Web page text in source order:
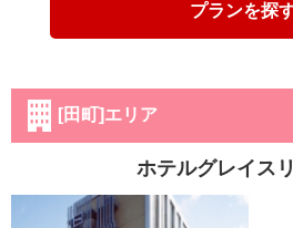
プランを探
[田町]エリア
ホテルグレイス